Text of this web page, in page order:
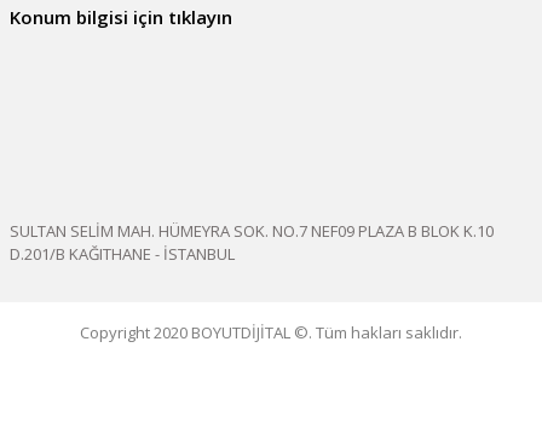
Konum bilgisi için tıklayın
SULTAN SELİM MAH. HÜMEYRA SOK. NO.7 NEF09 PLAZA B BLOK K.10
D.201/B KAĞITHANE - İSTANBUL
Copyright 2020 BOYUTDİJİTAL ©. Tüm hakları saklıdır.